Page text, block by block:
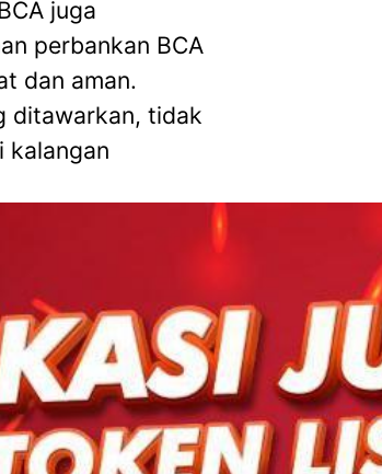
juga
perbankan BCA
dan aman.
ditawarkan, tidak
kalangan